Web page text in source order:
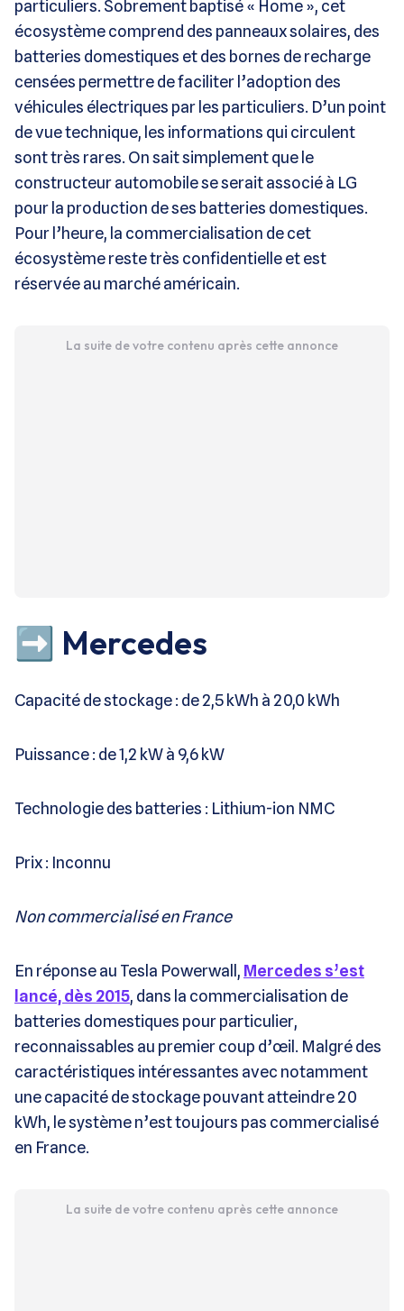
particuliers. Sobrement baptisé « Home », cet
écosystème comprend des panneaux solaires, des
batteries domestiques et des bornes de recharge
censées permettre de faciliter l’adoption des
véhicules électriques par les particuliers. D’un point
de vue technique, les informations qui circulent
sont très rares. On sait simplement que le
constructeur automobile se serait associé à LG
pour la production de ses batteries domestiques.
Pour l’heure, la commercialisation de cet
écosystème reste très confidentielle et est
réservée au marché américain.
La suite de votre contenu après cette annonce
➡️ Mercedes
Capacité de stockage : de 2,5 kWh à 20,0 kWh
Puissance : de 1,2 kW à 9,6 kW
Technologie des batteries : Lithium-ion NMC
Prix : Inconnu
Non commercialisé en France
En réponse au Tesla Powerwall, Mercedes s’est
lancé, dès 2015, dans la commercialisation de
batteries domestiques pour particulier,
reconnaissables au premier coup d’œil. Malgré des
caractéristiques intéressantes avec notamment
une capacité de stockage pouvant atteindre 20
kWh, le système n’est toujours pas commercialisé
en France.
La suite de votre contenu après cette annonce